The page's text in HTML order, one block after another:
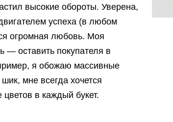
высокие обороты. Уверена,
успеха (в любом
огромная любовь. Моя
— оставить покупателя в
я обожаю массивные
мне всегда хочется
в каждый букет.